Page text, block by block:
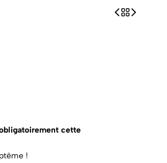
cette
!